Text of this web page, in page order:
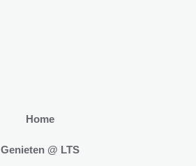
Home
Genieten @ LTS